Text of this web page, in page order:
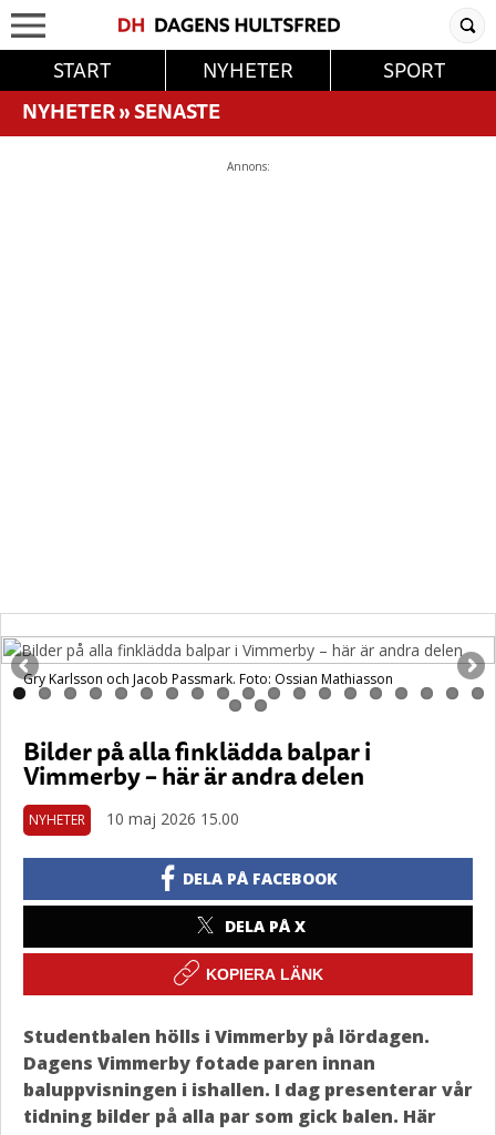
START NYHETER
SPORT
NYHETER»SENASTE
Annons:
Gry Karlsson och Jacob Passmark. Foto: Ossian Mathiasson
Bilder på alla finklädda balpar i
Vimmerby – här är andra delen
NYHETER 10 maj 2026 15.00
DELA PÅ FACEBOOK
DELA PÅ X
KOPIERA LÄNK
Studentbalen hölls i Vimmerby på lördagen.
Dagens Vimmerby fotade paren innan
baluppvisningen i ishallen. I dag presenterar vår
tidning bilder på alla par som gick balen. Här